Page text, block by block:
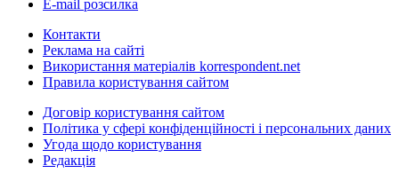
E-mail розсилка
Контакти
Реклама на сайті
Використання матеріалів korrespondent.net
Правила користування сайтом
Договір користування сайтом
Політика у сфері конфіденційності і персональних даних
Угода щодо користування
Редакція